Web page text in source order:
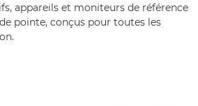
appareils et moniteurs de référence
pointe, conçus pour toutes les